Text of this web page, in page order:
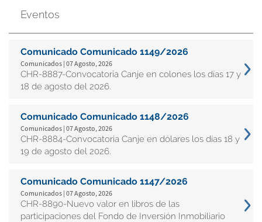
Eventos
Comunicado Comunicado 1149/2026
Comunicados | 07 Agosto, 2026
CHR-8887-Convocatoria Canje en colones los días 17 y
18 de agosto del 2026.
Comunicado Comunicado 1148/2026
Comunicados | 07 Agosto, 2026
CHR-8884-Convocatoria Canje en dólares los días 18 y
19 de agosto del 2026.
Comunicado Comunicado 1147/2026
Comunicados | 07 Agosto, 2026
CHR-8890-Nuevo valor en libros de las
participaciones del Fondo de Inversión Inmobiliario